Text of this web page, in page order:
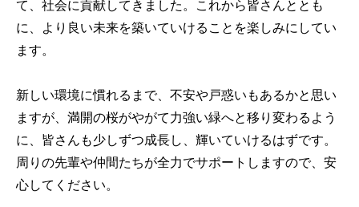
て、社会に貢献してきました。これから皆さんととも
に、より良い未来を築いていけることを楽しみにしてい
ます。
新しい環境に慣れるまで、不安や戸惑いもあるかと思い
ますが、満開の桜がやがて力強い緑へと移り変わるよう
に、皆さんも少しずつ成長し、輝いていけるはずです。
周りの先輩や仲間たちが全力でサポートしますので、安
心してください。